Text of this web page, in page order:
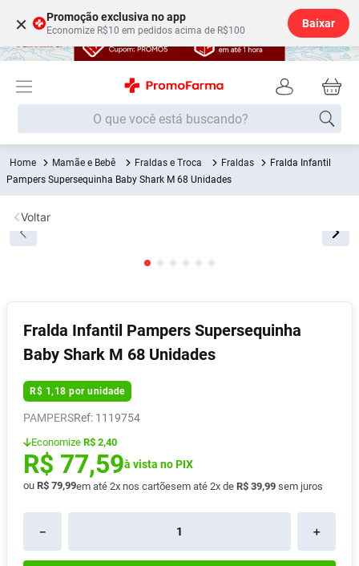
× Promoção exclusiva no app
Economize R$10 em pedidos acima de R$100
Baixar
O que você está buscando?
Mamãe e Bebê Fraldas e Troca Fraldas
Fralda Infantil
Pampers Supersequinha Baby Shark M 68 Unidades
Fralda Infantil Pampers Supersequinha
Baby Shark M 68 Unidades
R$ 1 ,18 por unidade
PAMPERS : 1119754
Economize R$ 2,40
R$ 77,59à vista no PIX
ou R$ 79,99em até 2x nos cartõesem até 2x de R$ 39,99 sem juros
＋
－
Voltar
Termos mais buscados
1º Fralda
2
5º Fralda G
6º Desodorante
7º Shampoo
8º Absorvente
9º Pampers Confort Sec